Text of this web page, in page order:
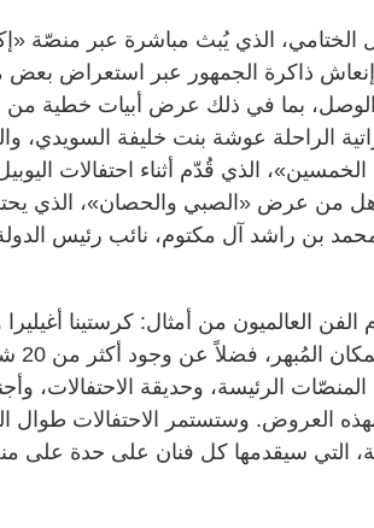
الذي يُبث مباشرة عبر منصّة
ذاكرة الجمهور عبر استعراض بعض
بما في ذلك عرض أبيات خطية من
الراحلة عوشة بنت خليفة
الذي قُدّم أثناء احتفالات
من عرض «الصبي والحصان»، الذي
بن راشد آل مكتوم، نائب رئيس
العالميون من أمثال: كرستينا أغيليرا
الرئيسة، وحديقة الاحتفالات،
العروض. وستستمر الاحتفالات
التي سيقدمها كل فنان على حدة على